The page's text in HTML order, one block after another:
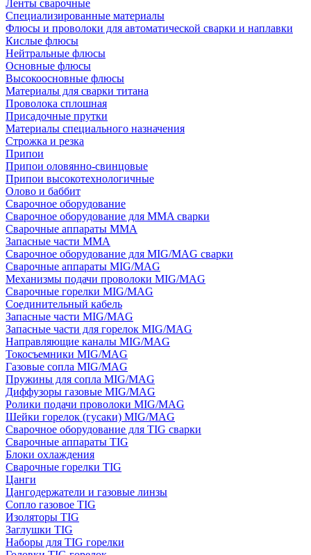
Ленты сварочные
Специализированные материалы
Флюсы и проволоки для автоматической сварки и наплавки
Кислые флюсы
Нейтральные флюсы
Основные флюсы
Высокоосновные флюсы
Материалы для сварки титана
Проволока сплошная
Присадочные прутки
Материалы специального назначения
Строжка и резка
Припои
Припои оловянно-свинцовые
Припои высокотехнологичные
Олово и баббит
Сварочное оборудование
Сварочное оборудование для MMA сварки
Сварочные аппараты MMA
Запасные части MMA
Сварочное оборудование для MIG/MAG сварки
Сварочные аппараты MIG/MAG
Механизмы подачи проволоки MIG/MAG
Сварочные горелки MIG/MAG
Соединительный кабель
Запасные части MIG/MAG
Запасные части для горелок MIG/MAG
Направляющие каналы MIG/MAG
Токосъемники MIG/MAG
Газовые сопла MIG/MAG
Пружины для сопла MIG/MAG
Диффузоры газовые MIG/MAG
Ролики подачи проволоки MIG/MAG
Шейки горелок (гусаки) MIG/MAG
Сварочное оборудование для TIG сварки
Сварочные аппараты TIG
Блоки охлаждения
Сварочные горелки TIG
Цанги
Цангодержатели и газовые линзы
Сопло газовое TIG
Изоляторы TIG
Заглушки TIG
Наборы для TIG горелки